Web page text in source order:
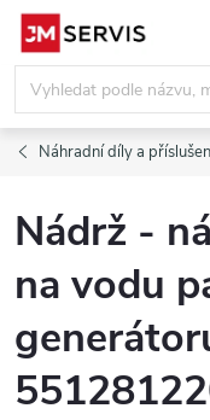
Přejít
obsah
Náhradní díly a
Nádrž -
na vodu